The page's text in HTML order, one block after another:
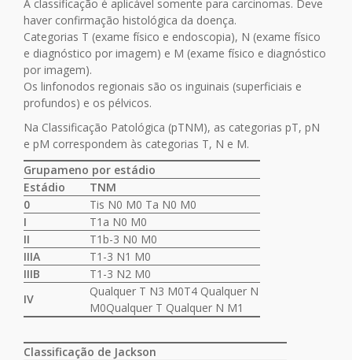
A classificação é aplicável somente para carcinomas. Deve
haver confirmação histológica da doença.
Categorias T (exame físico e endoscopia), N (exame físico
e diagnóstico por imagem) e M (exame físico e diagnóstico
por imagem).
Os linfonodos regionais são os inguinais (superficiais e
profundos) e os pélvicos.
Na Classificação Patológica (pTNM), as categorias pT, pN
e pM correspondem às categorias T, N e M.
Grupameno por estádio
Estádio
TNM
0
Tis N0 M0 Ta N0 M0
I
T1a N0 M0
II
T1b-3 N0 M0
IIIA
T1-3 N1 M0
IIIB
T1-3 N2 M0
IV
Qualquer T N3 M0T4 Qualquer N
M0Qualquer T Qualquer N M1
Classificação de Jackson